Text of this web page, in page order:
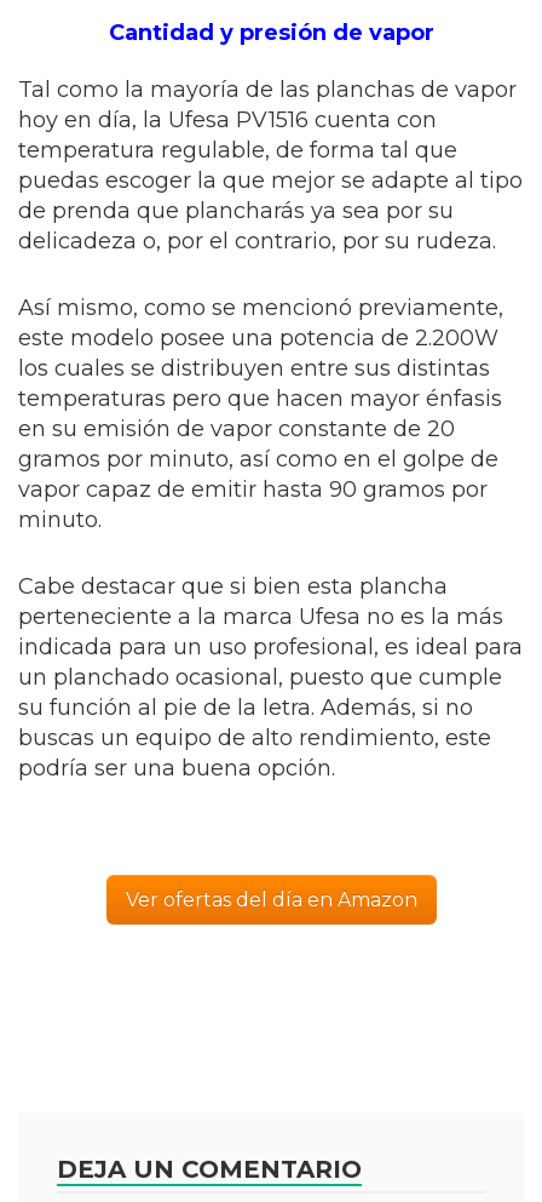
Cantidad y presión de vapor
Tal como la mayoría de las planchas de vapor
hoy en día, la Ufesa PV1516 cuenta con
temperatura regulable, de forma tal que
puedas escoger la que mejor se adapte al tipo
de prenda que plancharás ya sea por su
delicadeza o, por el contrario, por su rudeza.
Así mismo, como se mencionó previamente,
este modelo posee una potencia de 2.200W
los cuales se distribuyen entre sus distintas
temperaturas pero que hacen mayor énfasis
en su emisión de vapor constante de 20
gramos por minuto, así como en el golpe de
vapor capaz de emitir hasta 90 gramos por
minuto.
Cabe destacar que si bien esta plancha
perteneciente a la marca Ufesa no es la más
indicada para un uso profesional, es ideal para
un planchado ocasional, puesto que cumple
su función al pie de la letra. Además, si no
buscas un equipo de alto rendimiento, este
podría ser una buena opción.
Ver ofertas del día en Amazon
DEJA UN COMENTARIO